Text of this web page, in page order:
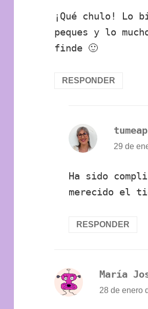
¡Qué chulo! Lo
peques y lo
finde 🙂
RESPONDER
29 de
Ha sido
merecido el
RESPONDER
María
28 de enero